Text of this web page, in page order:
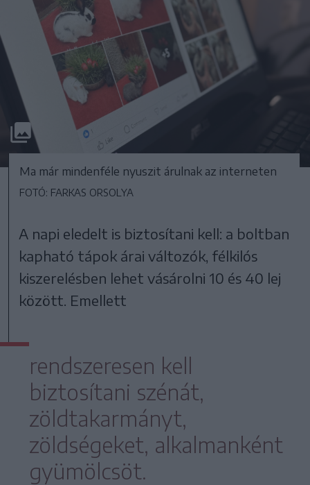
Ma már mindenféle nyuszit árulnak az interneten
FOTÓ: FARKAS ORSOLYA
A napi eledelt is biztosítani kell: a boltban
kapható tápok árai változók, félkilós
kiszerelésben lehet vásárolni 10 és 40 lej
között. Emellett
rendszeresen kell
biztosítani szénát,
zöldtakarmányt,
zöldségeket, alkalmanként
gyümölcsöt.